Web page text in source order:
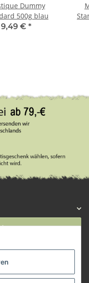
Dummy
500g blau
9,49 € *